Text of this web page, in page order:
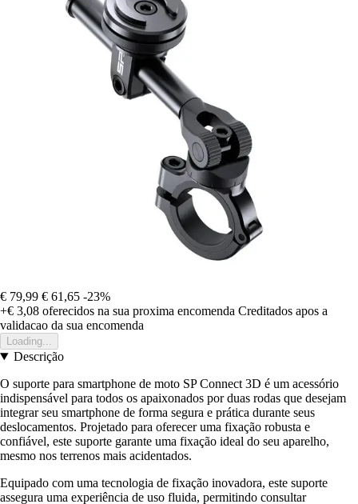
€ 79,99 € 61,65 -23%
+€ 3,08 oferecidos na sua proxima encomenda Creditados apos a
validacao da sua encomenda
Loading...
Descrição
O suporte para smartphone de moto SP Connect 3D é um acessório
indispensável para todos os apaixonados por duas rodas que desejam
integrar seu smartphone de forma segura e prática durante seus
deslocamentos. Projetado para oferecer uma fixação robusta e
confiável, este suporte garante uma fixação ideal do seu aparelho,
mesmo nos terrenos mais acidentados.
Equipado com uma tecnologia de fixação inovadora, este suporte
assegura uma experiência de uso fluida, permitindo consultar